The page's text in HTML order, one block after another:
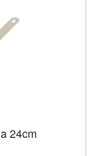
24cm